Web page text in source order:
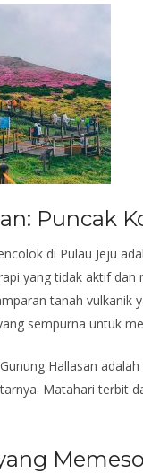
Puncak
di Pulau Jeju
yang tidak aktif
tanah vulkanik
sempurna untuk
Hallasan
Matahari terbit